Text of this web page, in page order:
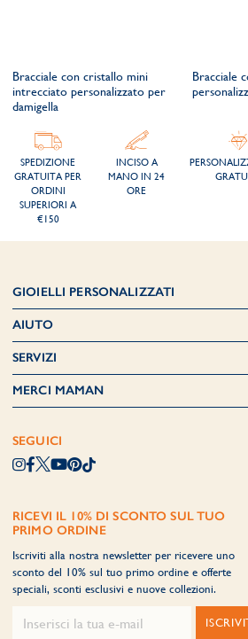
Bracciale con cristallo mini
intrecciato personalizzato per
damigella
Bracciale
SPEDIZIONE
GRATUITA PER
ORDINI
SUPERIORI A
€150
INCISO A
MANO IN 24
ORE
GIOIELLI PERSONALIZZATI
AIUTO
SERVIZI
MERCI MAMAN
SEGUICI
RICEVI IL 10% DI SCONTO SUL TUO
PRIMO ORDINE
Iscriviti alla nostra newsletter per ricevere uno
sconto del 10% sul tuo primo ordine e offerte
speciali, sconti esclusivi e nuove collezioni.